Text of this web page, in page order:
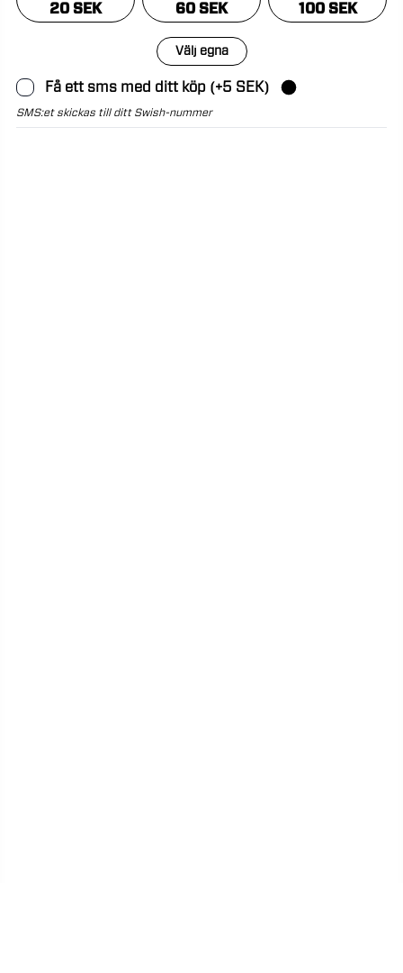
20 SEK 60 SEK 100 SEK
Välj egna
Få ett sms med ditt köp (+5 SEK)
SMS:et skickas till ditt Swish-nummer